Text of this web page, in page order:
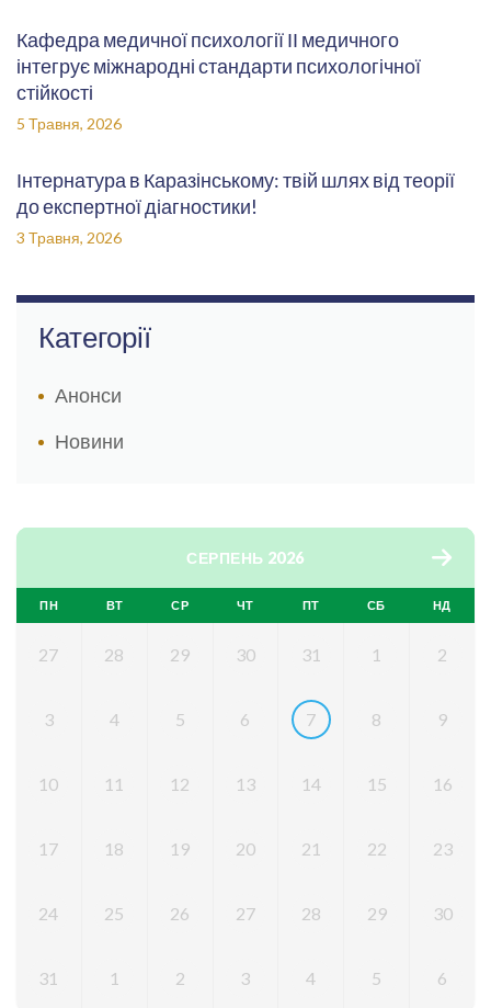
Кафедра медичної психології ІІ медичного
інтегрує міжнародні стандарти психологічної
стійкості
5 Травня, 2026
Інтернатура в Каразінському: твій шлях від теорії
до експертної діагностики!
3 Травня, 2026
Категорії
Анонси
Новини
СЕРПЕНЬ 2026
ПН ВТ СР ЧТ ПТ СБ НД
27 28 29 30 31 1 2
3 4 5 6 7 8 9
10 11 12 13 14 15 16
17 18 19 20 21 22 23
24 25 26 27 28 29 30
31 1 2 3 4 5 6